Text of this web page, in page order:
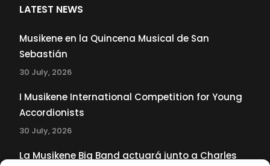
LATEST NEWS
Musikene en la Quincena Musical de San
Sebastián
30 July, 2026
I Musikene International Competition for Young
Accordionists
30 July, 2026
La Musikene Big Band actuará junto a Charles